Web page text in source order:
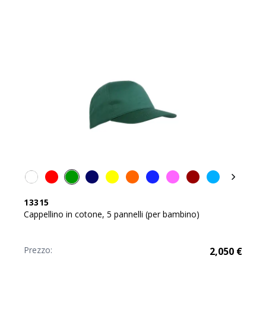
13315
Cappellino in cotone, 5 pannelli (per bambino)
Prezzo: 2,050 €